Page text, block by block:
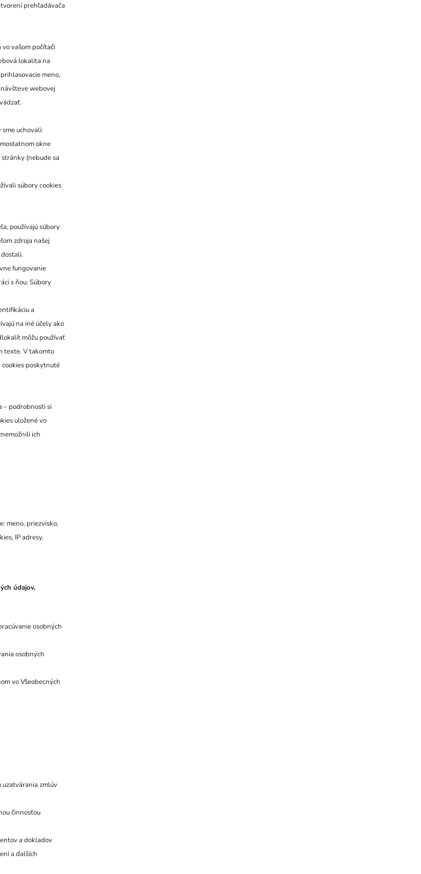
prehľadávača
vašom počítači
lokalita na
meno,
webovej
uchovali:
okne
(nebude sa
súbory cookies
používajú súbory
zdroja našej
fungovanie
s ňou. Súbory
a
na iné účely ako
môžu používať
texte. V takomto
poskytnuté
– podrobnosti si
uložené vo
ich
meno, priezvisko,
IP adresy.
údajov,
osobných
osobných
vo Všeobecných
uzatvárania zmlúv
činnosťou
a dokladov
a ďalších